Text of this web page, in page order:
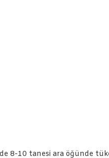
8-10 tanesi ara öğünde